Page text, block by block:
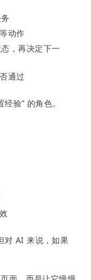
动作
，再决定下一
通过
验” 的角色。
对 AI 来说，如果